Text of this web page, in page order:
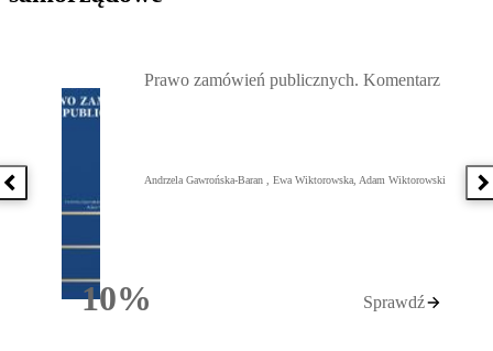
Poprzednia książka
10%Rabatu
Prawo zamówień publicznych. Komentarz
Andrzela Gawrońska-Baran , Ewa Wiktorowska, Adam Wiktorowski
Sprawdź